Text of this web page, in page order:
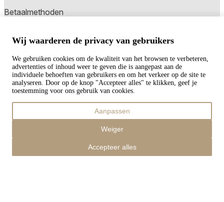
Betaalmethoden
Copyright © 2026 TAPISO
Wij waarderen de privacy van gebruikers
We gebruiken cookies om de kwaliteit van het browsen te verbeteren,
advertenties of inhoud weer te geven die is aangepast aan de
individuele behoeften van gebruikers en om het verkeer op de site te
analyseren. Door op de knop "Accepteer alles" te klikken, geef je
toestemming voor ons gebruik van cookies.
Aanpassen
Weiger
Accepteer alles
Winkelwagen
0,00
0,00
Verder winkelen